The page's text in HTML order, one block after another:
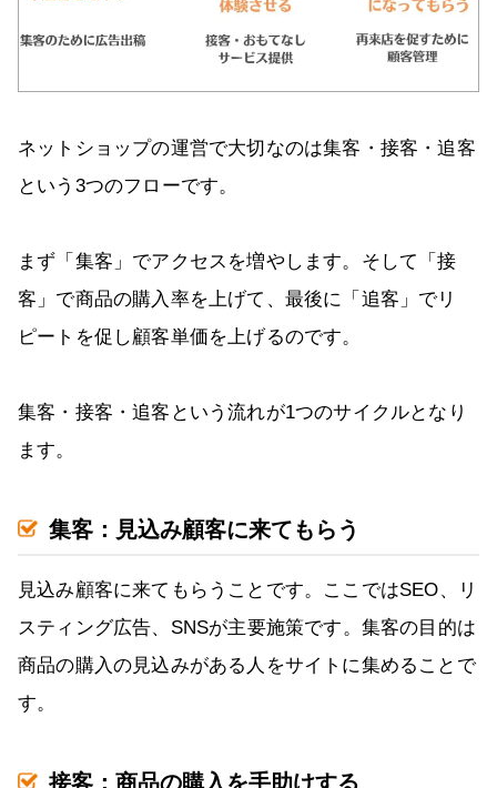
ネットショップの運営で大切なのは集客・接客・追客
という3つのフローです。
まず「集客」でアクセスを増やします。そして「接
客」で商品の購入率を上げて、最後に「追客」でリ
ピートを促し顧客単価を上げるのです。
集客・接客・追客という流れが1つのサイクルとなり
ます。
集客：見込み顧客に来てもらう
見込み顧客に来てもらうことです。ここではSEO、リ
スティング広告、SNSが主要施策です。集客の目的は
商品の購入の見込みがある人をサイトに集めることで
す。
接客：商品の購入を手助けする